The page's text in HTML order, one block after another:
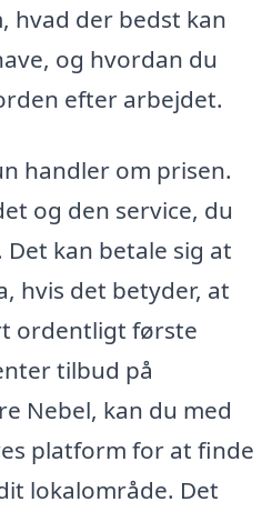
hvad der bedst kan
og hvordan du
efter arbejdet.
handler om prisen.
og den service, du
kan betale sig at
hvis det betyder, at
ordentligt første
tilbud på
Nebel, kan du med
platform for at finde
lokalområde. Det